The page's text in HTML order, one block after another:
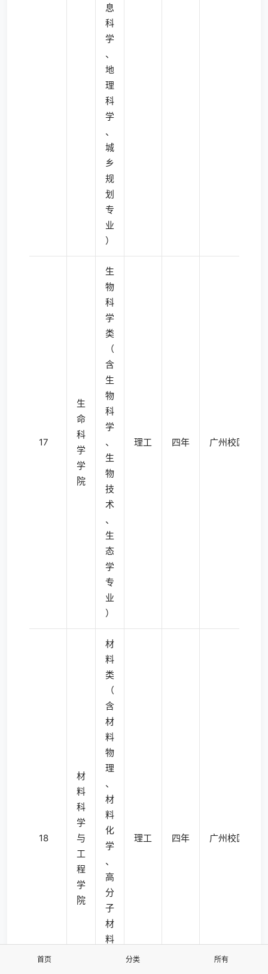
息
科
学
、
地
理
科
学
、
城
乡
规
划
专
业
）
17
生
命
科
学
学
院
生
物
科
学
类
（
含
生
物
科
学
、
生
物
技
术
、
生
态
学
专
业
）
理工 四年 广州校区南校
18
材
料
科
学
与
工
程
学
院
材
料
类
（
含
材
料
物
理
、
材
料
化
学
、
高
分
子
材
料
理工 四年 广州校区东校
首页 分类 所有